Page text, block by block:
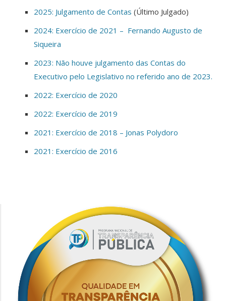
2025: Julgamento de Contas (Último Julgado)
2024: Exercício de 2021 – Fernando Augusto de
Siqueira
2023: Não houve julgamento das Contas do
Executivo pelo Legislativo no referido ano de 2023.
2022: Exercício de 2020
2022: Exercício de 2019
2021: Exercício de 2018 – Jonas Polydoro
2021: Exercício de 2016